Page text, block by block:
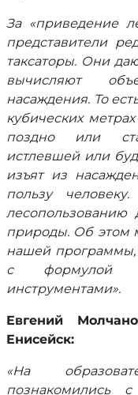
За «приведение
представители
таксаторы. Они
вычисляют
насаждения. То
кубических
поздно или
истлевшей или
изъят из
пользу
природы. Об этом
нашей программы,
с формулой
инструментами».
Евгений
Енисейск:
«На
познакомились